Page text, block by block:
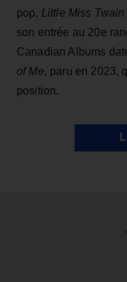
pop, Little Miss Twain
son entrée au 20e
Canadian Albums
of Me, paru en 2023,
position.